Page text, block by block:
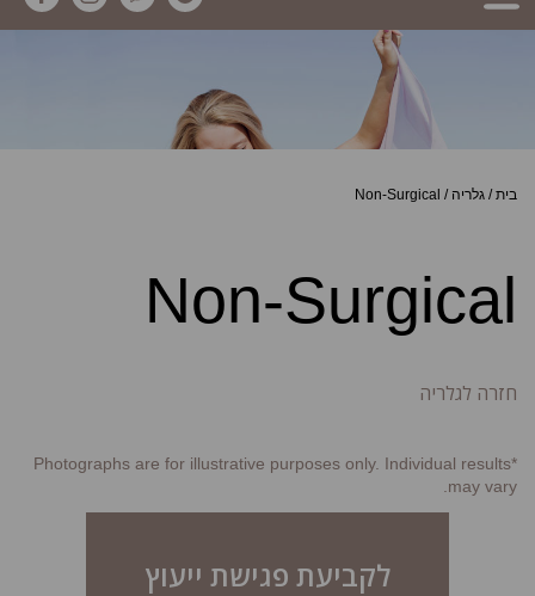
בית/ גלריה /
Non-Surgical
Non-Surgical
חזרה לגלריה
*Photographs are for illustrative purposes only. Individual results
may vary.
לקביעת פגישת ייעוץ